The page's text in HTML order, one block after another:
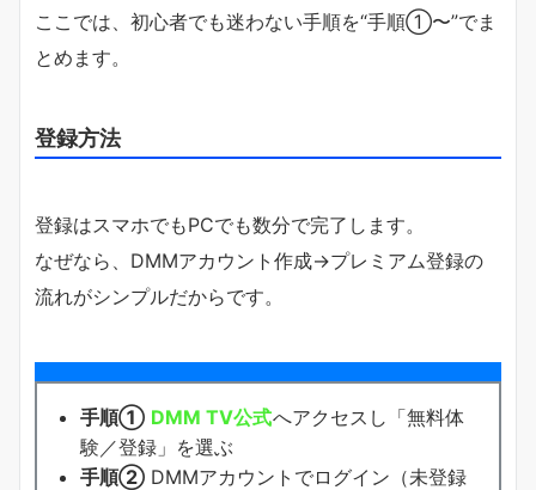
ここでは、初心者でも迷わない手順を“手順①〜”でま
とめます。
登録方法
登録はスマホでもPCでも数分で完了します。
なぜなら、DMMアカウント作成→プレミアム登録の
流れがシンプルだからです。
手順① DMM TV公式へアクセスし「無料体
験／登録」を選ぶ
手順② DMMアカウントでログイン（未登録